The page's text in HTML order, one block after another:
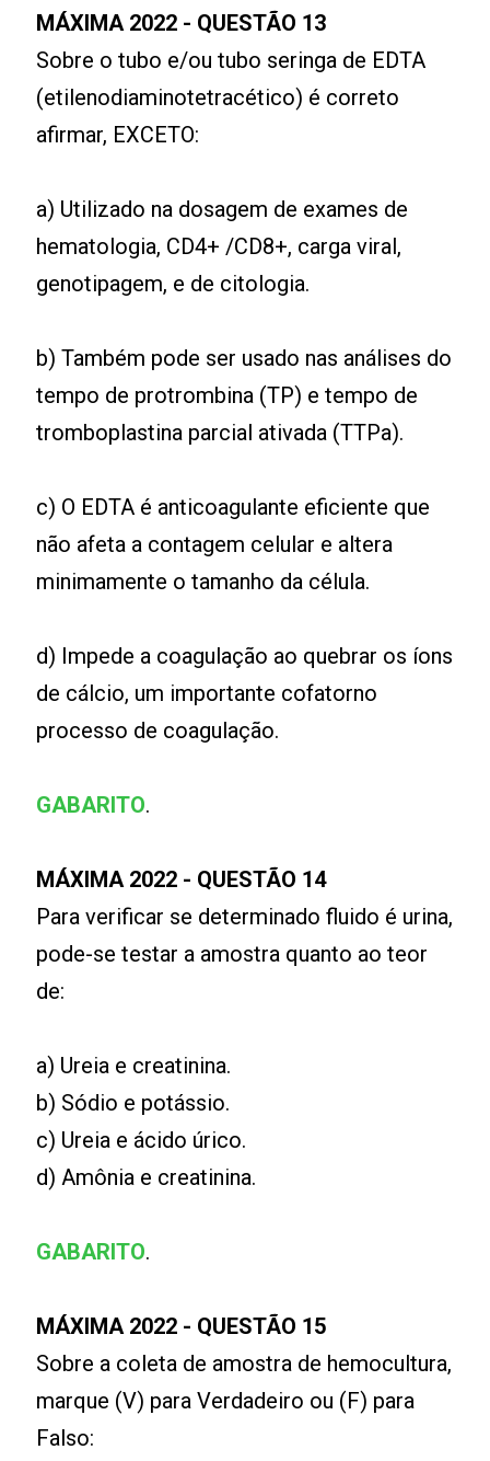
MÁXIMA 2022 - QUESTÃO 13
Sobre o tubo e/ou tubo seringa de EDTA
(etilenodiaminotetracético) é correto
afirmar, EXCETO:
a) Utilizado na dosagem de exames de
hematologia, CD4+ /CD8+, carga viral,
genotipagem, e de citologia.
b) Também pode ser usado nas análises do
tempo de protrombina (TP) e tempo de
tromboplastina parcial ativada (TTPa).
c) O EDTA é anticoagulante eficiente que
não afeta a contagem celular e altera
minimamente o tamanho da célula.
d) Impede a coagulação ao quebrar os íons
de cálcio, um importante cofatorno
processo de coagulação.
GABARITO.
MÁXIMA 2022 - QUESTÃO 14
Para verificar se determinado fluido é urina,
pode-se testar a amostra quanto ao teor
de:
a) Ureia e creatinina.
b) Sódio e potássio.
c) Ureia e ácido úrico.
d) Amônia e creatinina.
GABARITO.
MÁXIMA 2022 - QUESTÃO 15
Sobre a coleta de amostra de hemocultura,
marque (V) para Verdadeiro ou (F) para
Falso: